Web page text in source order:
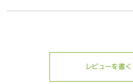
レビューを書く